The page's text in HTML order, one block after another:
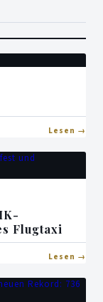
Lesen
Flugtaxi
Lesen